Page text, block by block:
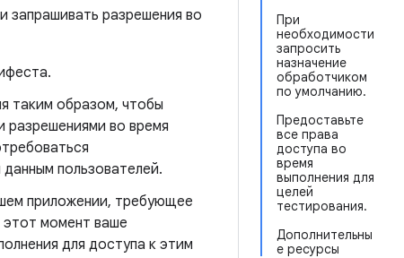
При
необходимости
запросить
назначение
обработчиком
по умолчанию.
Предоставьте
все права
доступа во
время
выполнения для
целей
тестирования.
Дополнительны
е ресурсы
запрашивать разрешения во
таким образом, чтобы
разрешениями во время
пользователей.
приложении, требующее
этот момент ваше
для доступа к этим